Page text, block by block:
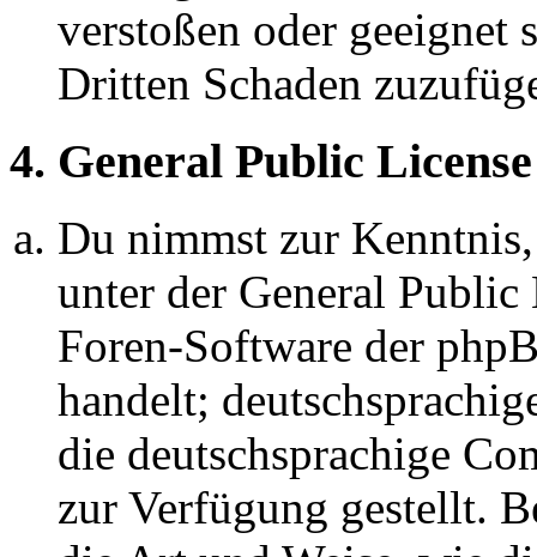
verstoßen oder geeignet
Dritten Schaden
4. General Public License
Du nimmst zur
unter der General
Foren-Software der
handelt;
die deutschsprachige
zur Verfügung gestellt.